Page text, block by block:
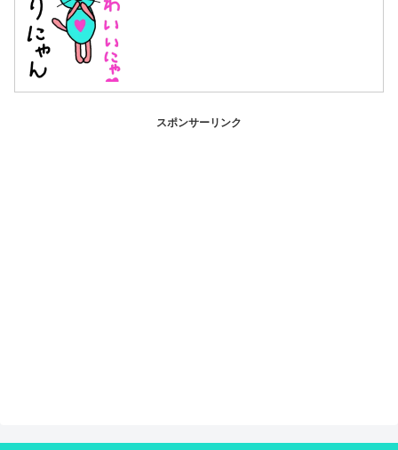
スポンサーリンク